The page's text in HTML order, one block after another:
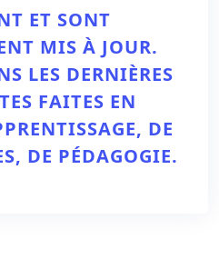
ET SONT
MIS À JOUR.
LES DERNIÈRES
FAITES EN
DE
DE PÉDAGOGIE.